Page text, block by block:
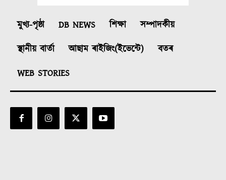
মুখ্য-পৃষ্ঠা DB NEWS শিক্ষা
সম্পাদকীয়
স্থানীয় বাৰ্তা
আছাম ৰাইজিং(ইভেন্টে)
বতৰ
WEB STORIES